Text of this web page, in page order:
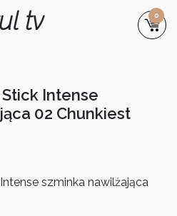
tv 0
Intense
02 Chunkiest
szminka nawilżająca